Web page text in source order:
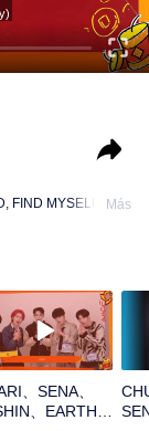
FIND MYSELF! Más
、SENA、
、EARTH、